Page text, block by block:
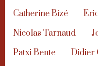
Catherine Bizé
Nicolas Tarnaud
Patxi Bente
Didier
Au catalogue
Siècle
Jesse Livermore -